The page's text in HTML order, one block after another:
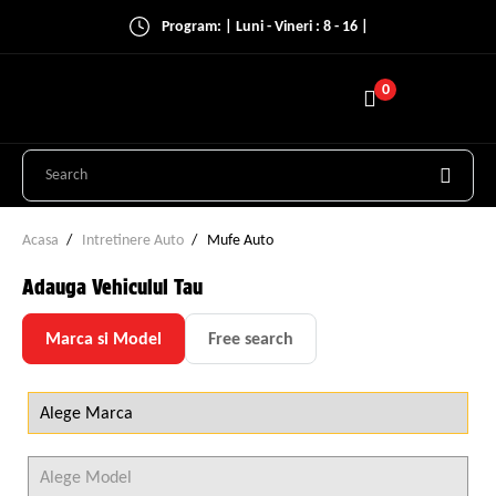
Program: | Luni - Vineri : 8 - 16 |
0
Acasa Intretinere Auto Mufe Auto
Adauga Vehiculul Tau
Marca si Model Free search